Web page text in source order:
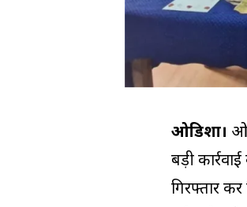
ओडिशा।
बड़ी
गिरफ्तार